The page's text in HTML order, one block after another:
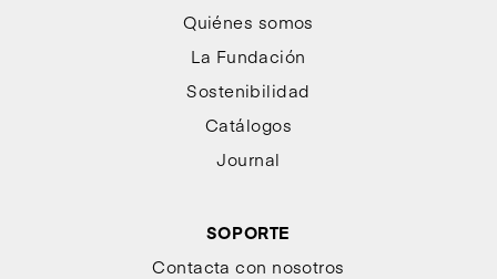
Quiénes somos
La Fundación
Sostenibilidad
Catálogos
Journal
SOPORTE
Contacta con nosotros